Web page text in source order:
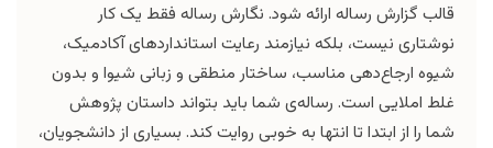
قالب گزارش رساله ارائه شود. نگارش رساله فقط یک کار
نوشتاری نیست، بلکه نیازمند رعایت استانداردهای آکادمیک،
شیوه ارجاع‌دهی مناسب، ساختار منطقی و زبانی شیوا و بدون
غلط املایی است. رساله‌ی شما باید بتواند داستان پژوهش
شما را از ابتدا تا انتها به خوبی روایت کند. بسیاری از دانشجویان،